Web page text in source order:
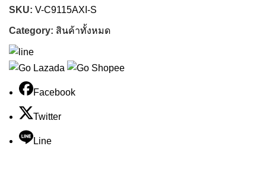
SKU: V-C9115AXI-S
Category: สินค้าทั้งหมด
Facebook
Twitter
Line